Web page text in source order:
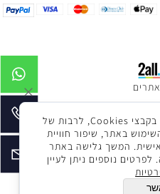
לידיעתך, באתרנו נעשה שימוש בקבצי Cookies, לרבות של
באתר, שיפור חוויית
המשך גלישה באתר
נוספים ניתן לעיין